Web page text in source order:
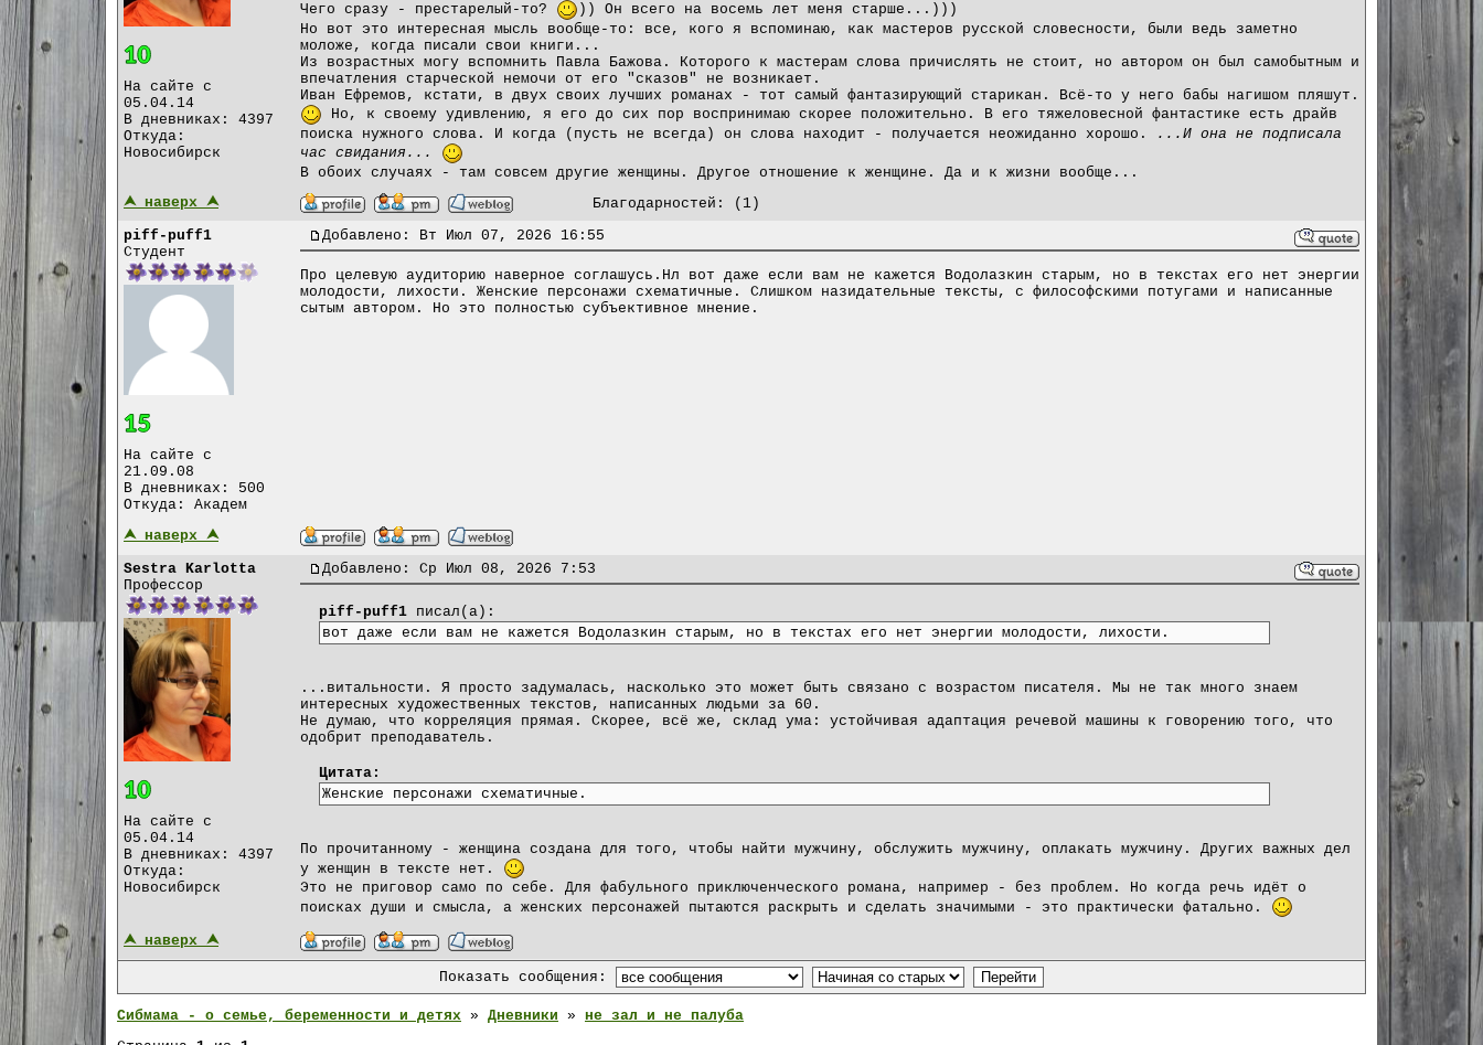
На сайте с
05.04.14
В дневниках: 4397
Откуда:
Новосибирск
Чего сразу - престарелый-то?
)) Он всего на восемь лет меня старше...)))
Но вот это интересная мысль вообще-то: все, кого я вспоминаю, как мастеров русской словесности, были ведь заметно
моложе, когда писали свои книги...
Из возрастных могу вспомнить Павла Бажова. Которого к мастерам слова причислять не стоит, но автором он был самобытным и
впечатления старческой немочи от его "сказов" не возникает.
Иван Ефремов, кстати, в двух своих лучших романах - тот самый фантазирующий старикан. Всё-то у него бабы нагишом пляшут.
Но, к своему удивлению, я его до сих пор воспринимаю скорее положительно. В его тяжеловесной фантастике есть драйв
поиска нужного слова. И когда (пусть не всегда) он слова находит - получается неожиданно хорошо.
...И она не подписала
час свидания...
В обоих случаях - там совсем другие женщины. Другое отношение к женщине. Да и к жизни вообще...
⮝ наверх ⮝
Благодарностей:
(1)
piff-puff1
Студент
На сайте с
21.09.08
В дневниках: 500
Откуда: Академ
Добавлено: Вт Июл 07, 2026 16:55
Про целевую аудиторию наверное соглашусь.Нл вот даже если вам не кажется Водолазкин старым, но в текстах его нет энергии
молодости, лихости. Женские персонажи схематичные. Слишком назидательные тексты, с философскими потугами и написанные
сытым автором. Но это полностью субъективное мнение.
⮝ наверх ⮝
Sestra Karlotta
Профессор
На сайте с
05.04.14
В дневниках: 4397
Откуда:
Новосибирск
Добавлено: Ср Июл 08, 2026 7:53
piff-puff1 писал(а):
вот даже если вам не кажется Водолазкин старым, но в текстах его нет энергии молодости, лихости.
...витальности. Я просто задумалась, насколько это может быть связано с возрастом писателя. Мы не так много знаем
интересных художественных текстов, написанных людьми за 60.
Не думаю, что корреляция прямая. Скорее, всё же, склад ума: устойчивая адаптация речевой машины к говорению того, что
одобрит преподаватель.
Цитата:
Женские персонажи схематичные.
По прочитанному - женщина создана для того, чтобы найти мужчину, обслужить мужчину, оплакать мужчину. Других важных дел
у женщин в тексте нет.
Это не приговор само по себе. Для фабульного приключенческого романа, например - без проблем. Но когда речь идёт о
поисках души и смысла, а женских персонажей пытаются раскрыть и сделать значимыми - это практически фатально.
⮝ наверх ⮝
Показать сообщения:
Сибмама - о семье, беременности и детях » Дневники » не зал и не палуба